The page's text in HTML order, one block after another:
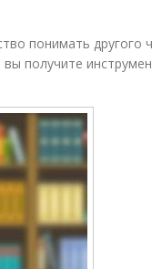
понимать другого
получите